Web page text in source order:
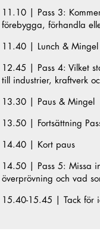
11.10 | Pass 3:
förebygga, förhandla
11.40 | Lunch & Mingel
12.45 | Pass 4: Vilket
till industrier, kraftverk
13.30 | Paus & Mingel
13.50 | Fortsättning
14.40 | Kort paus
14.50 | Pass 5: Missa
överprövning och vad
15.40-15.45 | Tack för